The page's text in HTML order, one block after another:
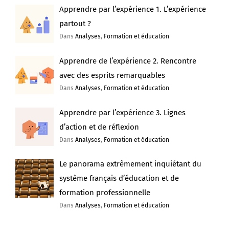
Apprendre par l’expérience 1. L’expérience
partout ?
DansAnalyses, Formation et éducation
Apprendre de l’expérience 2. Rencontre
avec des esprits remarquables
DansAnalyses, Formation et éducation
Apprendre par l’expérience 3. Lignes
d’action et de réflexion
DansAnalyses, Formation et éducation
Le panorama extrêmement inquiétant du
système français d’éducation et de
formation professionnelle
DansAnalyses, Formation et éducation